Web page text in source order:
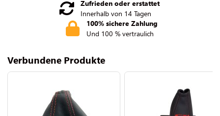
Zufrieden oder erstattet
Innerhalb von 14 Tagen
100% sichere Zahlung
Und 100 % vertraulich
Verbundene Produkte